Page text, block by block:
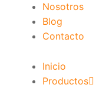
Nosotros
Blog
Contacto
Inicio
Productos